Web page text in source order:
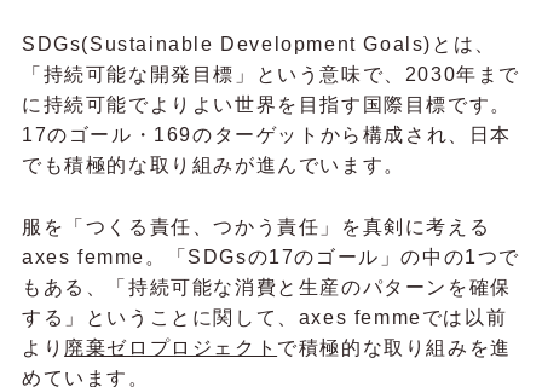
SDGs(Sustainable Development Goals)とは、
「持続可能な開発目標」という意味で、2030年まで
に持続可能でよりよい世界を目指す国際目標です。
17のゴール・169のターゲットから構成され、日本
でも積極的な取り組みが進んでいます。
服を「つくる責任、つかう責任」を真剣に考える
axes femme。「SDGsの17のゴール」の中の1つで
もある、「持続可能な消費と生産のパターンを確保
する」ということに関して、axes femmeでは以前
より 廃棄ゼロプロジェクト で積極的な取り組みを進
めています。